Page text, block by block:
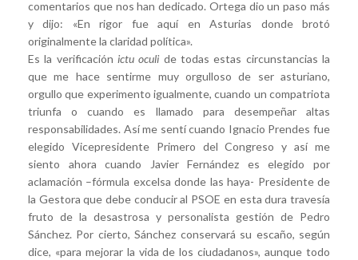
comentarios que nos han dedicado. Ortega dio un paso más
y dijo: «En rigor fue aquí en Asturias donde brotó
originalmente la claridad política».
Es la verificación ictu oculi de todas estas circunstancias la
que me hace sentirme muy orgulloso de ser asturiano,
orgullo que experimento igualmente, cuando un compatriota
triunfa o cuando es llamado para desempeñar altas
responsabilidades. Así me sentí cuando Ignacio Prendes fue
elegido Vicepresidente Primero del Congreso y así me
siento ahora cuando Javier Fernández es elegido por
aclamación –fórmula excelsa donde las haya- Presidente de
la Gestora que debe conducir al PSOE en esta dura travesía
fruto de la desastrosa y personalista gestión de Pedro
Sánchez. Por cierto, Sánchez conservará su escaño, según
dice, «para mejorar la vida de los ciudadanos», aunque todo